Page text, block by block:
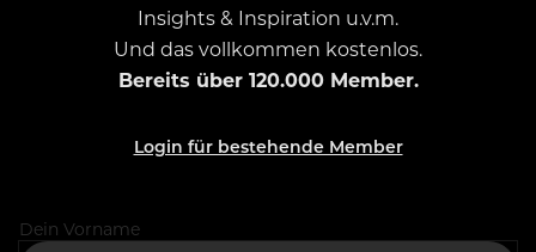
Insights & Inspiration u.v.m.
Und das vollkommen kostenlos.
Bereits über 120.000 Member.
Login für bestehende Member
Dein Vorname